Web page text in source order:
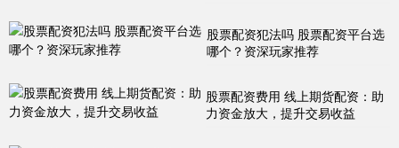
股票配资犯法吗 股票配资平台选
哪个？资深玩家推荐
股票配资费用 线上期货配资：助
力资金放大，提升交易收益